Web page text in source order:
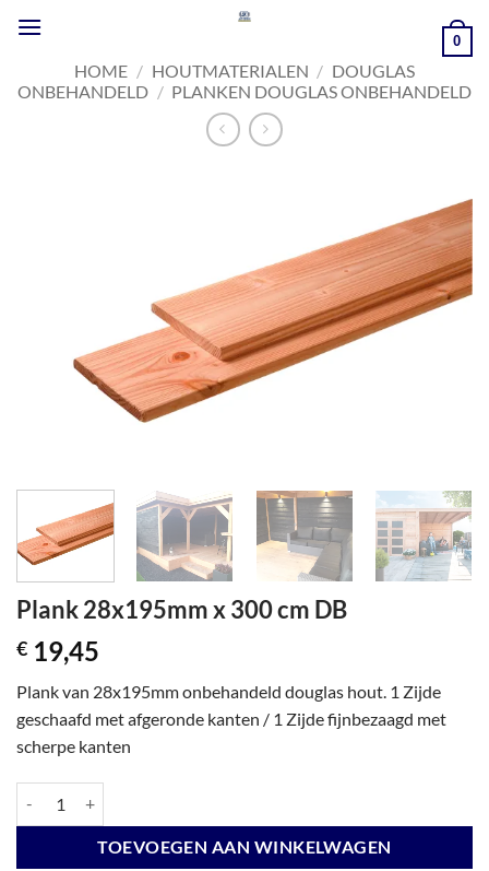
naar
0
HOME / HOUTMATERIALEN / DOUGLAS
ONBEHANDELD / PLANKEN DOUGLAS ONBEHANDELD
Plank 28x195mm x 300 cm DB
€ 19,45
Plank van 28x195mm onbehandeld douglas hout. 1 Zijde
geschaafd met afgeronde kanten / 1 Zijde fijnbezaagd met
scherpe kanten
TOEVOEGEN AAN WINKELWAGEN